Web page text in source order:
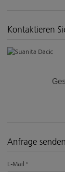
Kontaktieren
Anfrage senden
E-Mail